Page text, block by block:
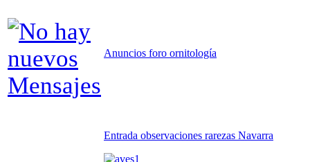
Anuncios foro ornitología
Entrada observaciones rarezas Navarra